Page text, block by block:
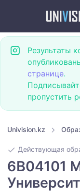
Результаты
странице.
пропустить
Univision.kz
Действующая
6B04101